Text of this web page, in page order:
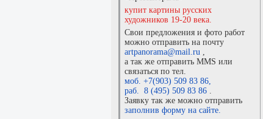
купит картины русских
художников 19-20 века.
Свои предложения и фото работ
можно отправить на почту
artpanorama@mail.ru ,
а так же отправить MMS или
связаться по тел.
моб. +7(903) 509 83 86,
раб. 8 (495) 509 83 86 .
Заявку так же можно отправить
заполнив форму на сайте.